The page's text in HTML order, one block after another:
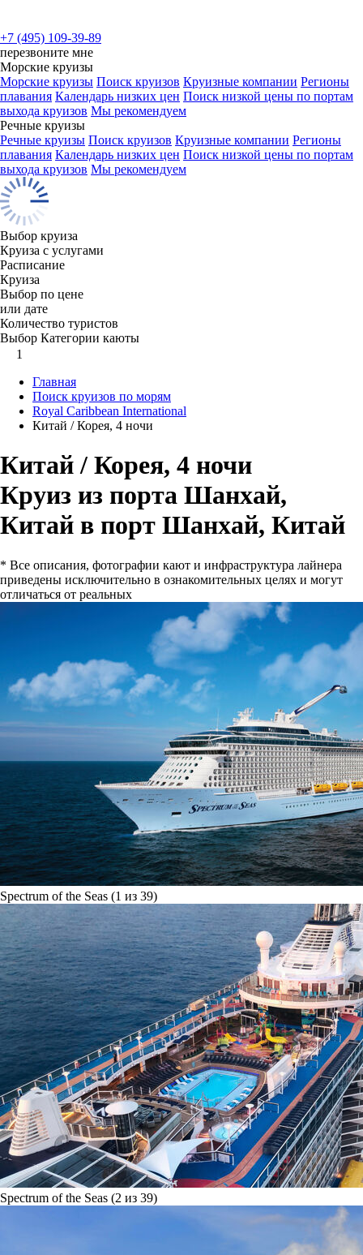
+7 (495) 109-39-89
перезвоните мне
Морские круизы
Морские круизы Поиск круизов Круизные компании Регионы
плавания Календарь низких цен Поиск низкой цены по портам
выхода круизов Мы рекомендуем
Речные круизы
Речные круизы Поиск круизов Круизные компании Регионы
плавания Календарь низких цен Поиск низкой цены по портам
выхода круизов Мы рекомендуем
Выбор круиза
Круиза с услугами
Расписание
Круиза
Выбор по цене
или дате
Количество туристов
Выбор Категории каюты
1
Главная
Поиск круизов по морям
Royal Caribbean International
Китай / Корея, 4 ночи
Китай / Корея, 4 ночи
Круиз из порта Шанхай,
Китай в порт Шанхай, Китай
* Все описания, фотографии кают и инфраструктура лайнера
приведены исключительно в ознакомительных целях и могут
отличаться от реальных
Spectrum of the Seas (1 из 39)
Spectrum of the Seas (2 из 39)